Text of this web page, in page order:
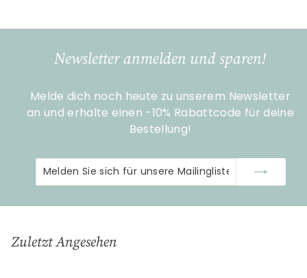
,
Newsletter anmelden und sparen!
Melde dich noch heute zu unserem Newsletter
an und erhalte einen -10% Rabattcode für deine
Bestellung!
Melden
Sie
für
Abonnieren
Zuletzt Angesehen